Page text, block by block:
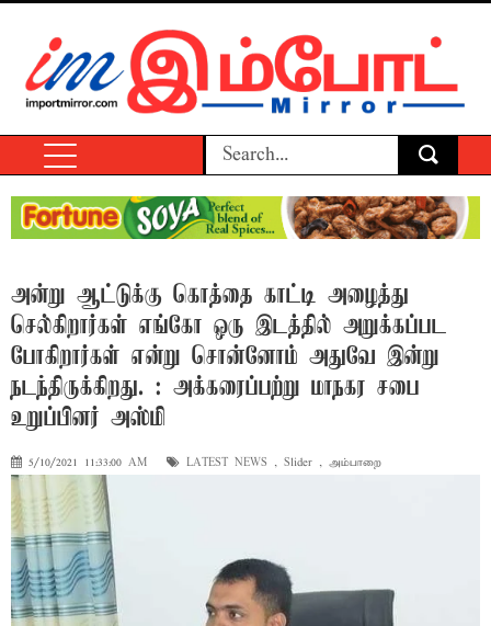
அன்று ஆட்டுக்கு கொத்தை காட்டி அழைத்து
செல்கிறார்கள் எங்கோ ஒரு இடத்தில் அறுக்கப்பட
போகிறார்கள் என்று சொன்னோம் அதுவே இன்று
நடந்திருக்கிறது. : அக்கரைப்பற்று மாநகர சபை
உறுப்பினர் அஸ்மி
5/10/2021 11:33:00 AM LATEST NEWS , Slider , அம்பாறை